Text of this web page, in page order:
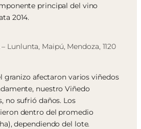
principal del vino
2014.
Lunlunta, Maipú, Mendoza, 1120
granizo afectaron varios viñedos
nuestro Viñedo
no sufrió daños. Los
dentro del promedio
dependiendo del lote.